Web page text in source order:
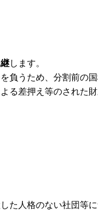
します。
負うため、分割前の
る差押え等のされた
た人格のない社団等に